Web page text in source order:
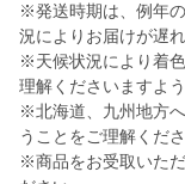
※発送時期は、例年
況によりお届けが遅
※天候状況により着
理解くださいますよ
※北海道、九州地方
うことをご理解くだ
※商品をお受取いた